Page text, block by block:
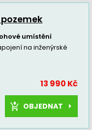
umístění
na inženýrské
13 990 Kč
OBJEDNAT